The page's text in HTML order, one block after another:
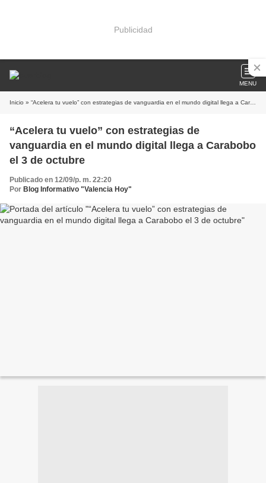
Publicidad
MENU
Inicio » “Acelera tu vuelo” con estrategias de vanguardia en el mundo digital llega a Carabobo el 3 de octubre
“Acelera tu vuelo” con estrategias de
vanguardia en el mundo digital llega a Carabobo
el 3 de octubre
Publicado en 12/09/p. m. 22:20
Por Blog Informativo "Valencia Hoy"